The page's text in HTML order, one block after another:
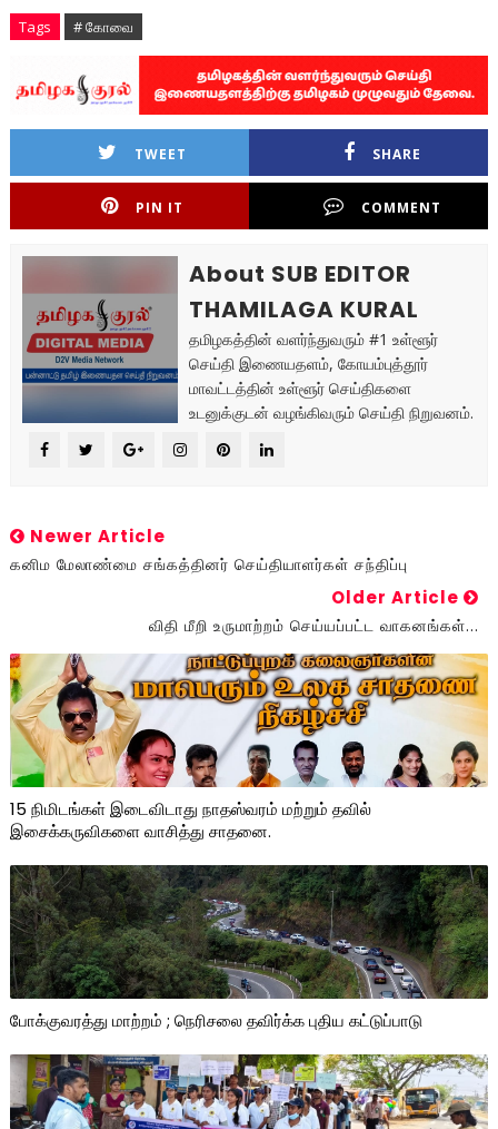
Tags # கோவை
TWEET SHARE
PIN IT COMMENT
About SUB EDITOR
THAMILAGA KURAL
தமிழகத்தின் வளர்ந்துவரும் #1 உள்ளூர்
செய்தி இணையதளம், கோயம்புத்தூர்
மாவட்டத்தின் உள்ளூர் செய்திகளை
உடனுக்குடன் வழங்கிவரும் செய்தி நிறுவனம்.
Newer Article
கனிம மேலாண்மை சங்கத்தினர் செய்தியாளர்கள் சந்திப்பு
Older Article
விதி மீறி உருமாற்றம் செய்யப்பட்ட வாகனங்கள்...
15 நிமிடங்கள் இடைவிடாது நாதஸ்வரம் மற்றும் தவில்
இசைக்கருவிகளை வாசித்து சாதனை.
போக்குவரத்து மாற்றம் ; நெரிசலை தவிர்க்க புதிய கட்டுப்பாடு